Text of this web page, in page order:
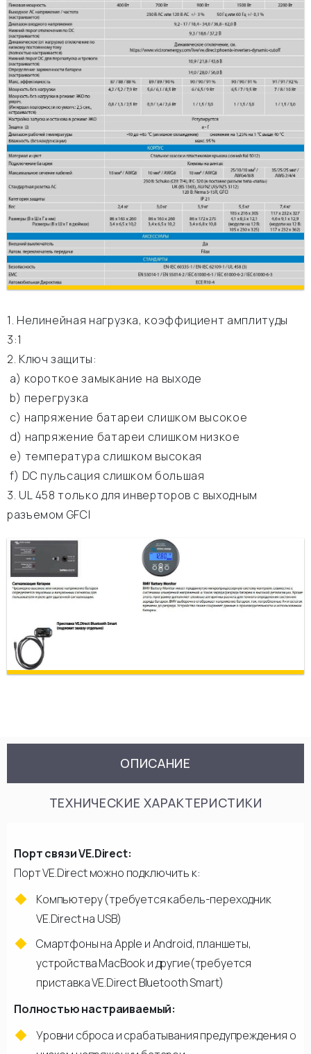
1. Нелинейная нагрузка, коэффициент амплитуды
3:1
2. Ключ защиты:
а) короткое замыкание на выходе
b) перегрузка
c) напряжение батареи слишком высокое
d) напряжение батареи слишком низкое
e) температура слишком высокая
f) DC пульсация слишком большая
3. UL 458 только для инверторов с выходным
разъемом GFCI
ОПИСАНИЕ
ТЕХНИЧЕСКИЕ ХАРАКТЕРИСТИКИ
Порт связи VE.Direct:
Порт VE.Direct можно подключить к:
Компьютеру (требуется кабель-переходник
VE.Direct на USB)
Смартфоны на Apple и Android, планшеты,
устройства MacBook и другие(требуется
приставка VE.Direct Bluetooth Smart)
Полностью настраиваемый:
Уровни сброса и срабатывания предупреждения о